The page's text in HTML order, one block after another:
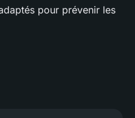
pour prévenir les